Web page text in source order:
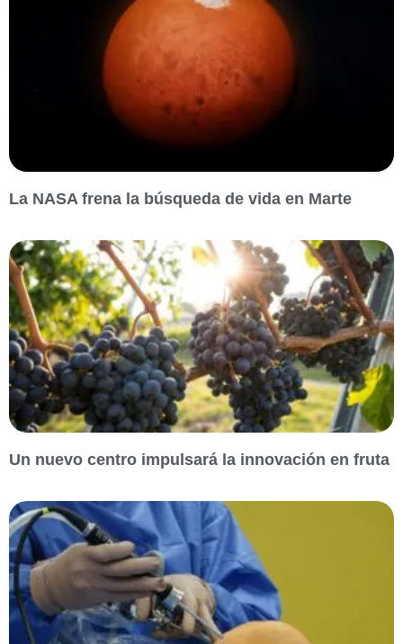
La NASA frena la búsqueda de vida en Marte
Un nuevo centro impulsará la innovación en fruta